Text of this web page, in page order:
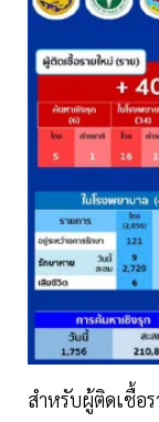
สำหรับผู้ติดเชื้อ